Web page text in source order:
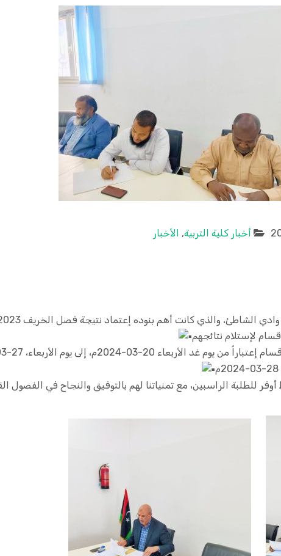
أخبار كلية التربية, الأخبار
والذي كانت أهم بنوده إعتماد نتيجة فصل الخريف 2023-2024م.
للطلبة الراسبين، مع تمنياتنا لهم بالتوفيق والنجاح في الفصول